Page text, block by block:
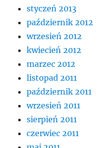
styczeń 2013
październik 2012
wrzesień 2012
kwiecień 2012
marzec 2012
listopad 2011
październik 2011
wrzesień 2011
sierpień 2011
czerwiec 2011